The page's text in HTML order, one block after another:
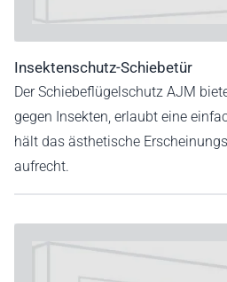
Insektenschutz-Schiebetür
Der Schiebeflügelschutz AJM
gegen Insekten, erlaubt eine
hält das ästhetische
aufrecht.